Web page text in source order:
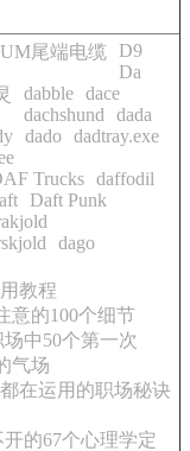
尾端电缆
D9
Da
dabble dace
dachshund
dada
dado dadtray.exe
Trucks daffodil
Daft Punk
dago
教程
意的100个细节
场中50个第一次
气场
在运用的职场秘诀
的67个心理学定